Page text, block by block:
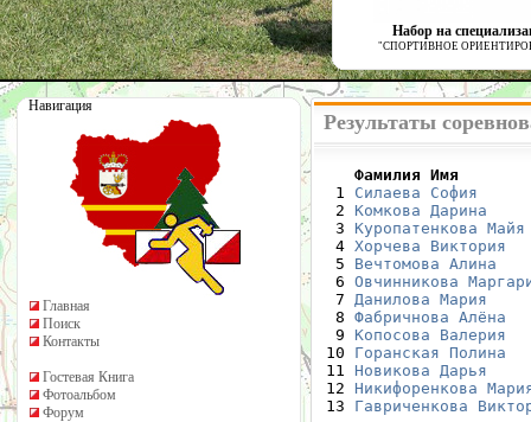
Набор на
"СПОРТИВНОЕ
Навигация
Главная
Поиск
Контакты
Гостевая Книга
Фотоальбом
Форум
Результаты
Фамилия Имя
1 Силаева София
  2
Комкова Дарина
  3
Куропатенкова Майя
  4
Хорчева Виктория
  5
Вечтомова Алина
  6
Овчинникова
  7
Данилова Мария
  8
Фабричнова Алёна
  9
Копосова Валерия
10 Горанская Полина
11 Новикова Дарья
12 Никифоренкова
13 Гавриченкова